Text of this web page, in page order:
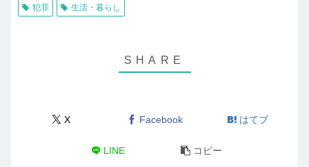
犯罪
生活・暮らし
X Facebook はてブ
LINE コピー